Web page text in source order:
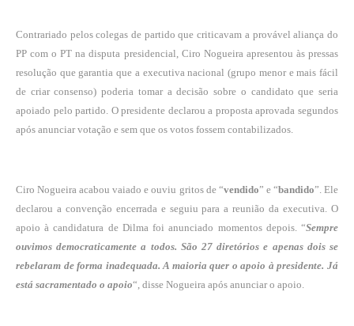
Contrariado pelos colegas de partido que criticavam a provável aliança do
PP com o PT na disputa presidencial, Ciro Nogueira apresentou às pressas
resolução que garantia que a executiva nacional (grupo menor e mais fácil
de criar consenso) poderia tomar a decisão sobre o candidato que seria
apoiado pelo partido. O presidente declarou a proposta aprovada segundos
após anunciar votação e sem que os votos fossem contabilizados.
Ciro Nogueira acabou vaiado e ouviu gritos de “vendido” e “bandido”. Ele
declarou a convenção encerrada e seguiu para a reunião da executiva. O
apoio à candidatura de Dilma foi anunciado momentos depois. “Sempre
ouvimos democraticamente a todos. São 27 diretórios e apenas dois se
rebelaram de forma inadequada. A maioria quer o apoio à presidente. Já
está sacramentado o apoio“, disse Nogueira após anunciar o apoio.